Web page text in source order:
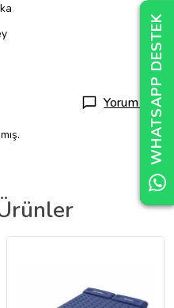
Yorum Yap
WHATSAPP DESTEK
WHATSAPP DESTEK
WHATSAPP DESTEK